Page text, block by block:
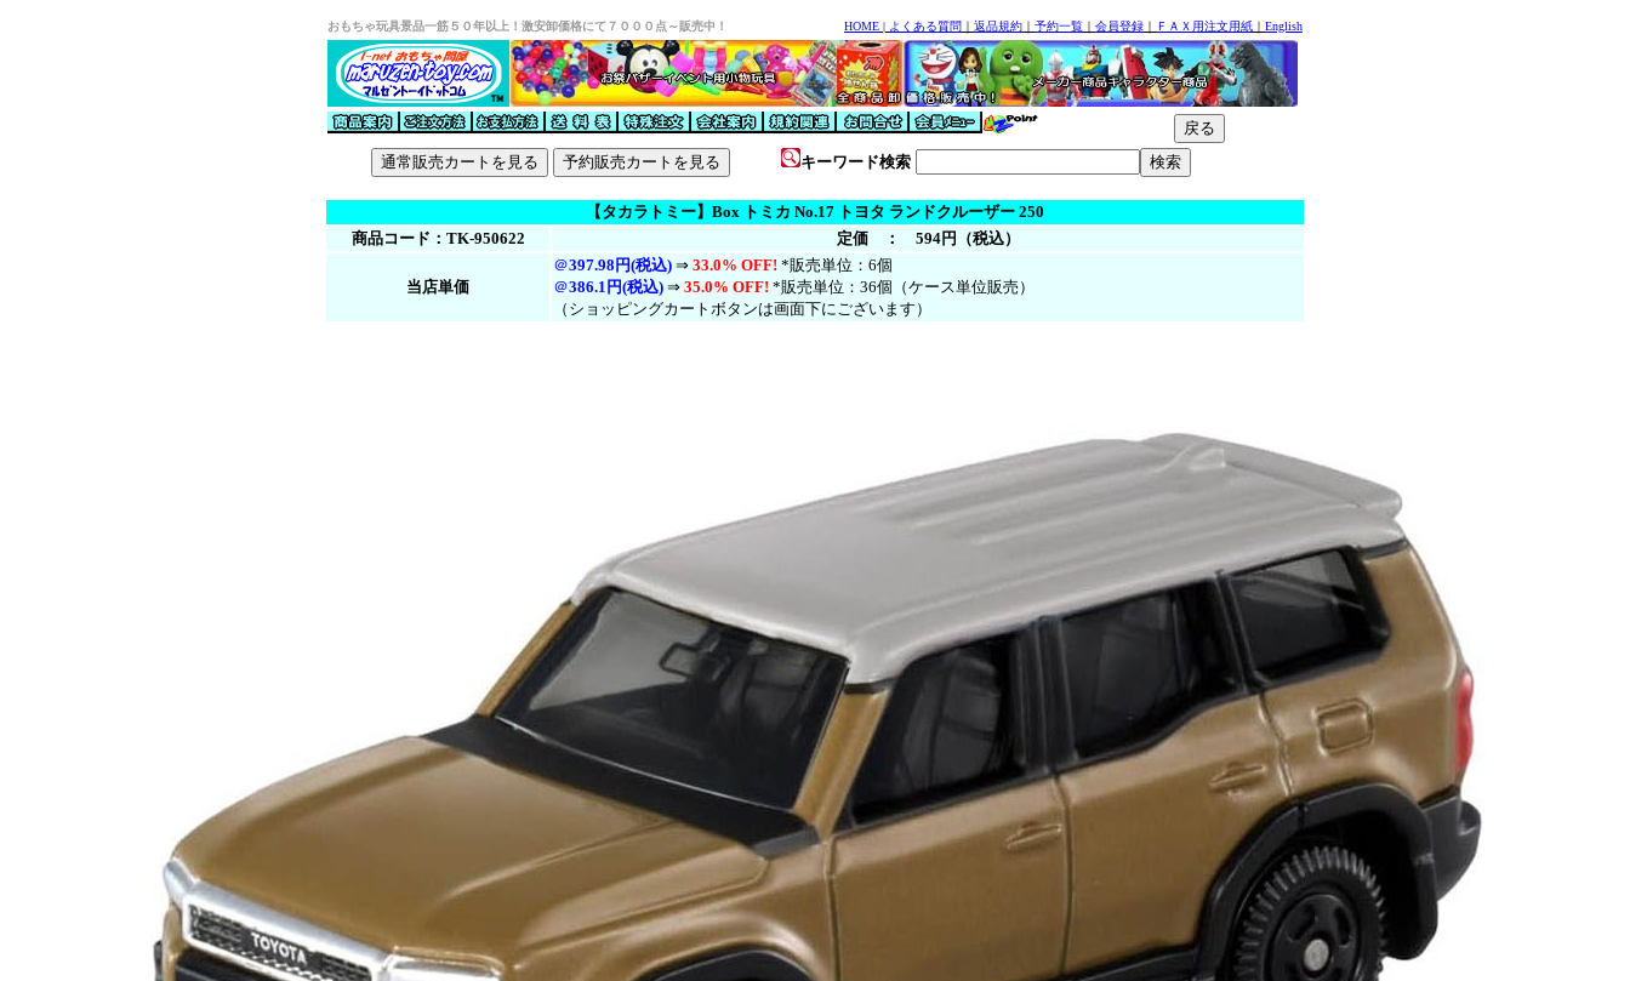
おもちゃ玩具景品一筋５０年以上！激安卸価格にて７０００点～販売中！ HOME | よくある質問 ｜ 返品規約 ｜ 予約一覧 ｜ 会員登録 ｜ ＦＡＸ用注文用紙 ｜ English
キーワード検索
【タカラトミー】Box トミカ No.17 トヨタ ランドクルーザー 250
商品コード：TK-950622
定価 ： 594円（税込）
当店単価
＠397.98円(税込) ⇒ 33.0% OFF! *販売単位：6個
＠386.1円(税込) ⇒ 35.0% OFF! *販売単位：36個（ケース単位販売）
（ショッピングカートボタンは画面下にございます）